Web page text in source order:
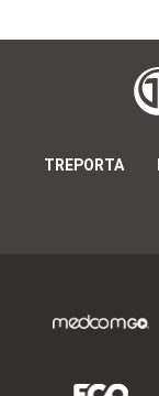
TREPORTA